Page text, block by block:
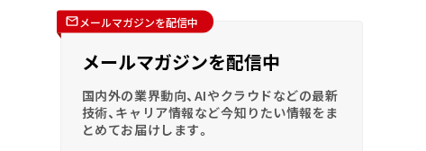
メールマガジンを配信中
メールマガジンを配信中
国内外の業界動向、AIやクラウドなどの最新
技術、キャリア情報など今知りたい情報をま
とめてお届けします。